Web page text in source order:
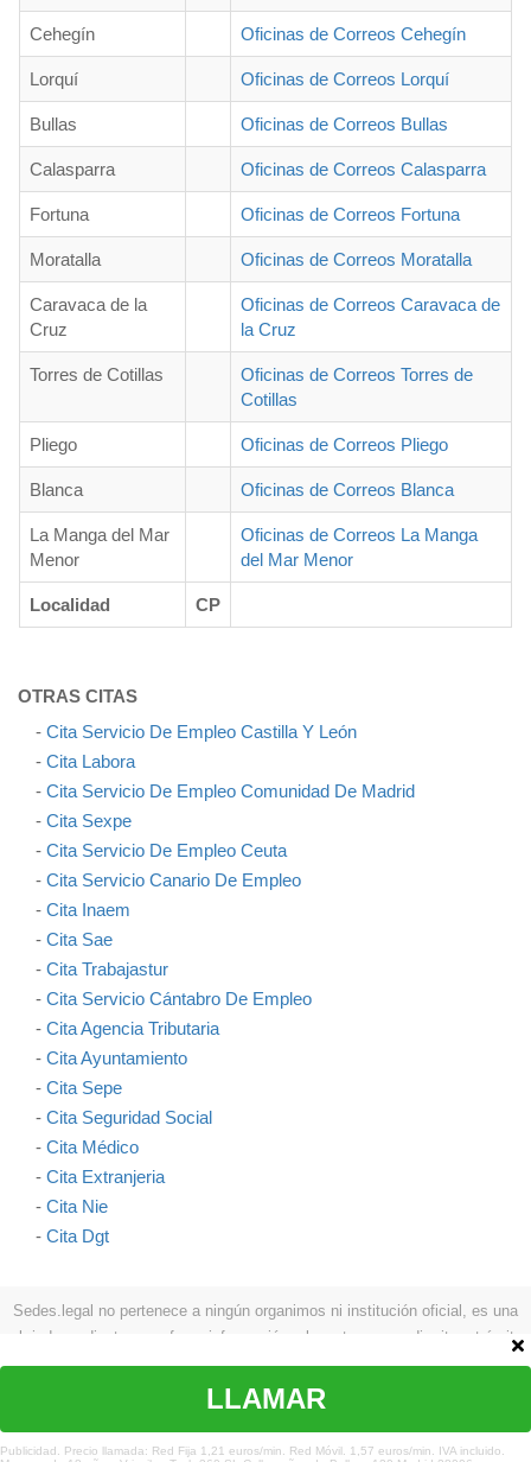
Cehegín Oficinas de Correos Cehegín
Lorquí Oficinas de Correos Lorquí
Bullas Oficinas de Correos Bullas
Calasparra Oficinas de Correos Calasparra
Fortuna Oficinas de Correos Fortuna
Moratalla Oficinas de Correos Moratalla
Caravaca de la
Cruz
Oficinas de Correos Caravaca de
la Cruz
Torres de Cotillas
Oficinas de Correos Torres de
Cotillas
Pliego Oficinas de Correos Pliego
Blanca Oficinas de Correos Blanca
La Manga del Mar
Menor
Oficinas de Correos La Manga
del Mar Menor
Localidad CP
OTRAS CITAS
- Cita Servicio De Empleo Castilla Y León
- Cita Labora
- Cita Servicio De Empleo Comunidad De Madrid
- Cita Sexpe
- Cita Servicio De Empleo Ceuta
- Cita Servicio Canario De Empleo
- Cita Inaem
- Cita Sae
- Cita Trabajastur
- Cita Servicio Cántabro De Empleo
- Cita Agencia Tributaria
- Cita Ayuntamiento
- Cita Sepe
- Cita Seguridad Social
- Cita Médico
- Cita Extranjeria
- Cita Nie
- Cita Dgt
Sedes.legal no pertenece a ningún organimos ni institución oficial, es una
web independiente que ofrece información relevante para pedir cita y trámites
como: procesos a seguir, teléfonos, formas de contactar, etc.
Política de privacidad | Política de cookies
LLAMAR
Publicidad. Precio llamada: Red Fija 1,21 euros/min. Red Móvil. 1,57 euros/min. IVA incluido.